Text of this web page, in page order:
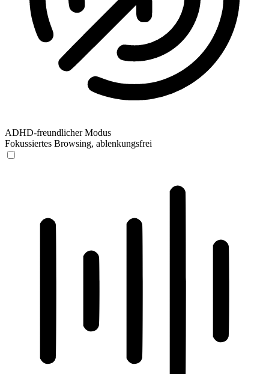
ADHD-freundlicher Modus
Fokussiertes Browsing, ablenkungsfrei